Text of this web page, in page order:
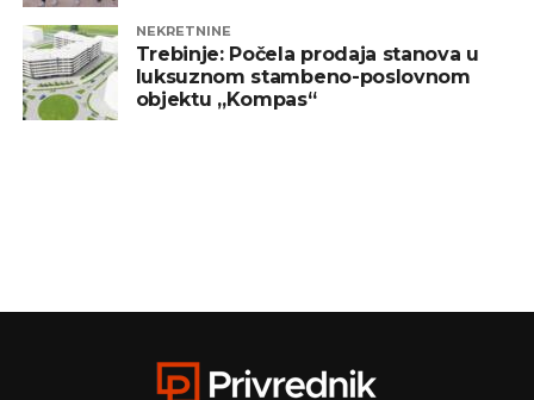
NEKRETNINE
Trebinje: Počela prodaja stanova u
luksuznom stambeno-poslovnom
objektu „Kompas“